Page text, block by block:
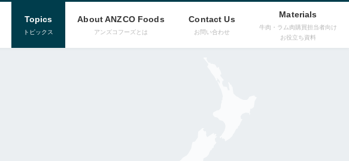
Topics
トピックス
About ANZCO Foods
アンズコフーズとは
Contact Us
お問い合わせ
Materials
牛肉・ラム肉購買担当者向け
お役立ち資料